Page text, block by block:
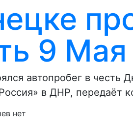
9 Мая
автопробег в честь
в ДНР, передаёт
нет